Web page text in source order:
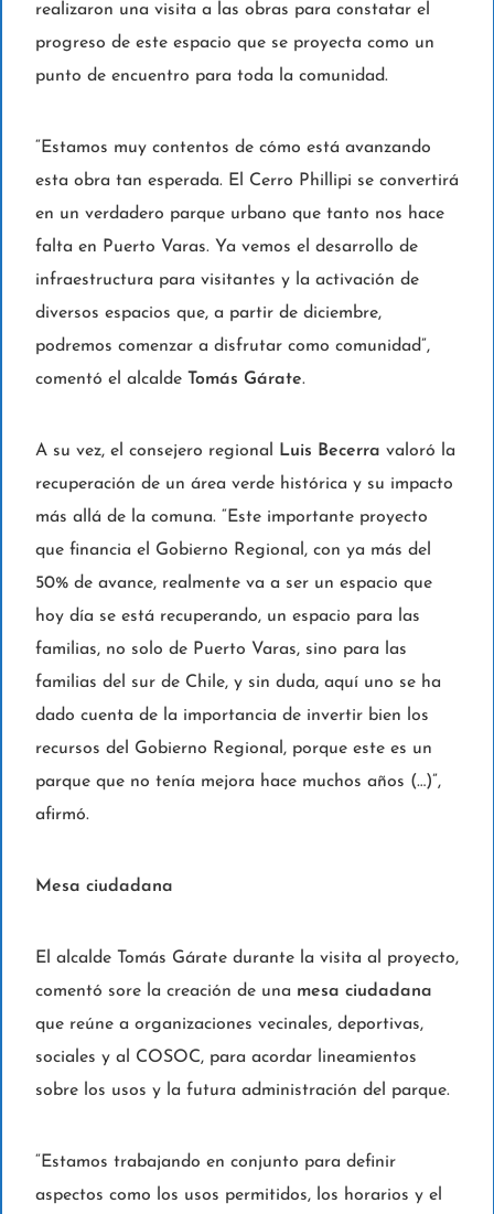
realizaron una visita a las obras para constatar el
progreso de este espacio que se proyecta como un
punto de encuentro para toda la comunidad.
“Estamos muy contentos de cómo está avanzando
esta obra tan esperada. El Cerro Phillipi se convertirá
en un verdadero parque urbano que tanto nos hace
falta en Puerto Varas. Ya vemos el desarrollo de
infraestructura para visitantes y la activación de
diversos espacios que, a partir de diciembre,
podremos comenzar a disfrutar como comunidad”,
comentó el alcalde Tomás Gárate.
A su vez, el consejero regional Luis Becerra valoró la
recuperación de un área verde histórica y su impacto
más allá de la comuna. “Este importante proyecto
que financia el Gobierno Regional, con ya más del
50% de avance, realmente va a ser un espacio que
hoy día se está recuperando, un espacio para las
familias, no solo de Puerto Varas, sino para las
familias del sur de Chile, y sin duda, aquí uno se ha
dado cuenta de la importancia de invertir bien los
recursos del Gobierno Regional, porque este es un
parque que no tenía mejora hace muchos años (…)”,
afirmó.
Mesa ciudadana
El alcalde Tomás Gárate durante la visita al proyecto,
comentó sore la creación de una mesa ciudadana
que reúne a organizaciones vecinales, deportivas,
sociales y al COSOC, para acordar lineamientos
sobre los usos y la futura administración del parque.
“Estamos trabajando en conjunto para definir
aspectos como los usos permitidos, los horarios y el